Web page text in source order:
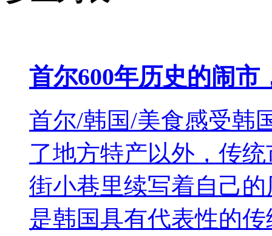
首尔600年历史的闹
首尔/韩国/美食感受韩
了地方特产以外，传
街小巷里续写着自己
是韩国具有代表性的